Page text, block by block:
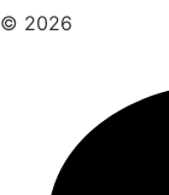
© 2026